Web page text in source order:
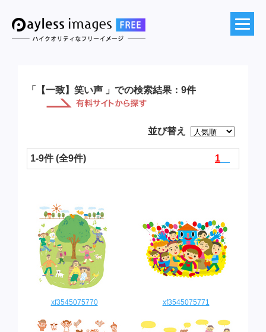
「【一致】笑い声 」での検索結果：9件
並び替え
1-9件 (全9件) 1
xf3545075770 xf3545075771